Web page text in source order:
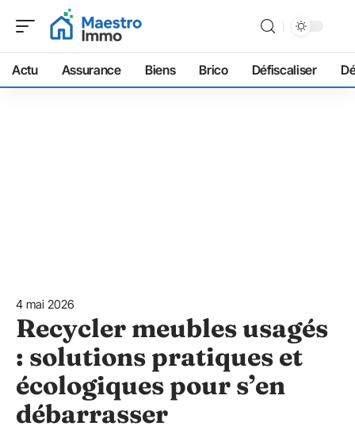
Actu Assurance Biens Brico Défiscaliser
4 mai 2026
Recycler meubles usagés
: solutions pratiques et
écologiques pour s’en
débarrasser